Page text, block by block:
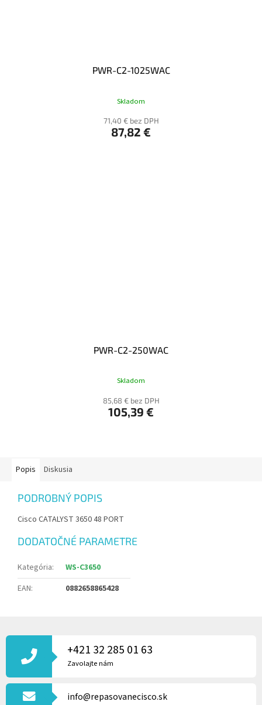
PWR-C2-1025WAC
Skladom
71,40 € bez DPH
87,82 €
PWR-C2-250WAC
Skladom
85,68 € bez DPH
105,39 €
Popis Diskusia
PODROBNÝ POPIS
Cisco CATALYST 3650 48 PORT
DODATOČNÉ PARAMETRE
Kategória:
WS-C3650
EAN: 0882658865428
Á
T
+421 32 285 01 63
Zavolajte nám
info@repasovanecisco.sk